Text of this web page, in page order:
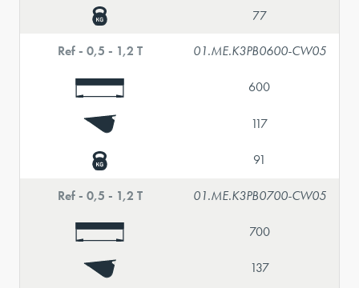
77
Ref - 0,5 - 1,2 T 01.ME.K3PB0600-CW05
600
117
91
Ref - 0,5 - 1,2 T 01.ME.K3PB0700-CW05
700
137